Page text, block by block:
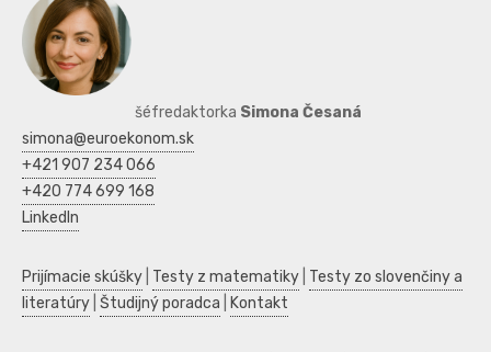
šéfredaktorka Simona Česaná
simona@euroekonom.sk
+421 907 234 066
+420 774 699 168
LinkedIn
Prijímacie skúšky Testy z matematiky Testy zo slovenčiny a
literatúry Študijný poradca Kontakt